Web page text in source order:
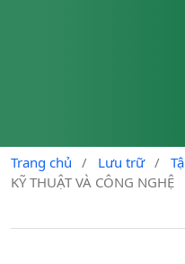
Trang chủ / Lưu trữ /
KỸ THUẬT VÀ CÔNG NGHỆ